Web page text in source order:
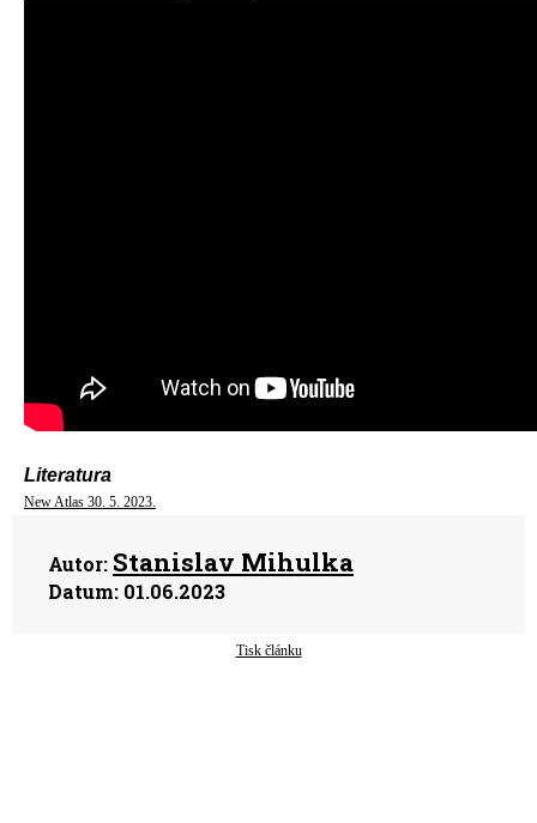
Literatura
New Atlas 30. 5. 2023.
Autor: Stanislav Mihulka
Datum: 01.06.2023
Tisk článku